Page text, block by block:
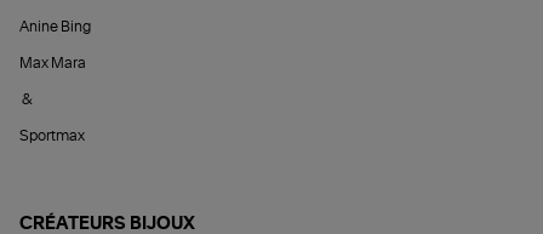
Anine Bing
Max Mara
&
Sportmax
CRÉATEURS BIJOUX